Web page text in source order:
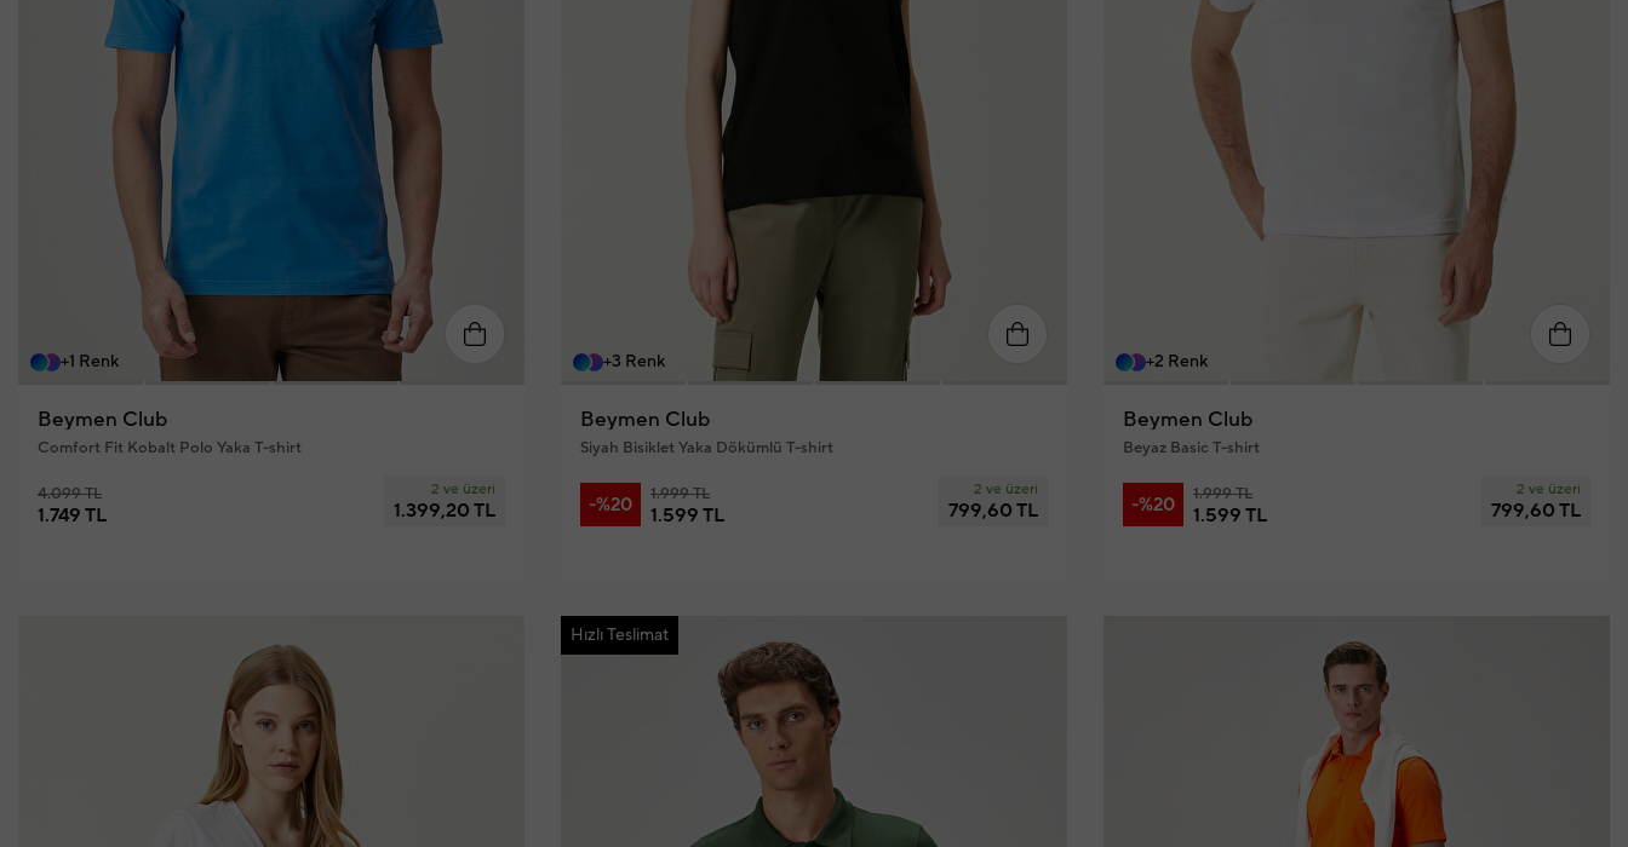
L XL XXL
+1 Renk
Beymen Club
Comfort Fit Kobalt Polo Yaka T-shirt
4.099 TL
1.749 TL
2 ve üzeri
1.399,20 TL
XS L
+3 Renk
Beymen Club
Siyah Bisiklet Yaka Dökümlü T-shirt
-%20 1.999 TL
1.599 TL
2 ve üzeri
799,60 TL
M XXL
+2 Renk
Beymen Club
Beyaz Basic T-shirt
-%20 1.999 TL
1.599 TL
2 ve üzeri
799,60 TL
Hızlı Teslimat